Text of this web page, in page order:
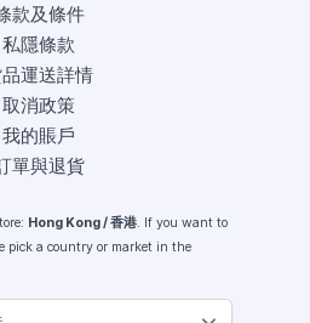
款及條件
私隱條款
運送詳情
取消政策
我的賬戶
單與退貨
Hong Kong / 香港. If you want to
pick a country or market in the